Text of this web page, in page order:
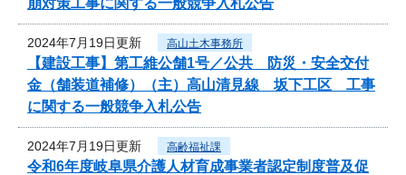
2024年7月19日更新 高山土木事務所
【建設工事】第工維公舗1号／公共 防災・安全交付
金（舗装道補修）（主）高山清見線 坂下工区 工事
に関する一般競争入札公告
2024年7月19日更新 高齢福祉課
令和6年度岐阜県介護人材育成事業者認定制度普及促